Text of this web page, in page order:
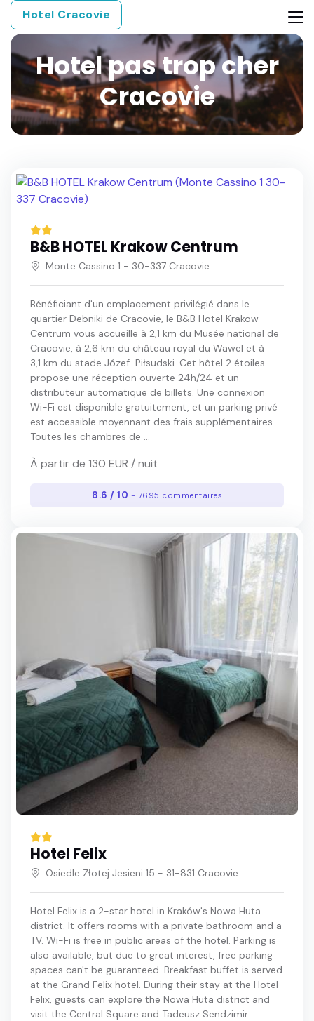
Hotel Cracovie
Hotel pas trop cher
Cracovie
B&B HOTEL Krakow Centrum
Monte Cassino 1 - 30-337 Cracovie
Bénéficiant d'un emplacement privilégié dans le
quartier Debniki de Cracovie, le B&B Hotel Krakow
Centrum vous accueille à 2,1 km du Musée national de
Cracovie, à 2,6 km du château royal du Wawel et à
3,1 km du stade Józef-Piłsudski. Cet hôtel 2 étoiles
propose une réception ouverte 24h/24 et un
distributeur automatique de billets. Une connexion
Wi-Fi est disponible gratuitement, et un parking privé
est accessible moyennant des frais supplémentaires.
Toutes les chambres de ...
À partir de 130 EUR / nuit
8.6 / 10 - 7695 commentaires
Hotel Felix
Osiedle Złotej Jesieni 15 - 31-831 Cracovie
Hotel Felix is a 2-star hotel in Kraków's Nowa Huta
district. It offers rooms with a private bathroom and a
TV. Wi-Fi is free in public areas of the hotel. Parking is
also available, but due to great interest, free parking
spaces can't be guaranteed. Breakfast buffet is served
at the Grand Felix hotel. During their stay at the Hotel
Felix, guests can explore the Nowa Huta district and
visit the Central Square and Tadeusz Sendzimir